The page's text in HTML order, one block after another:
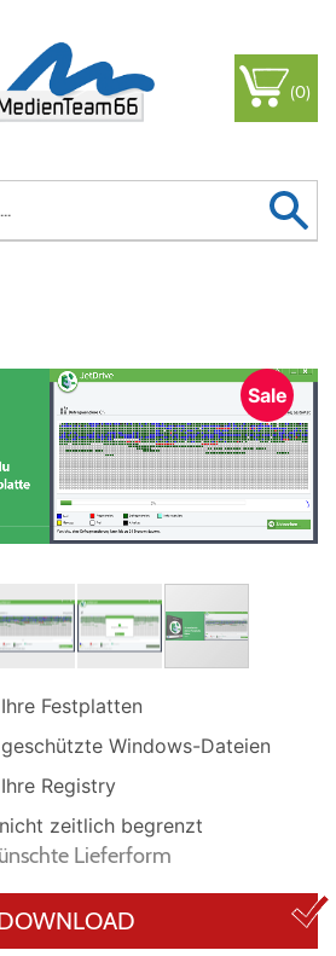
(0)
Festplatten
Windows-Dateien
Registry
zeitlich begrenzt
Lieferform
Sale